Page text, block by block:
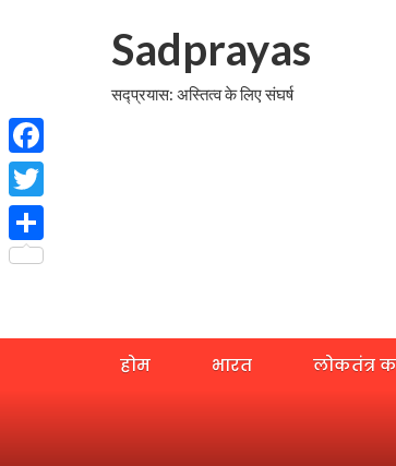
Sadprayas
सद्प्रयास: अस्तित्व के लिए संघर्ष
होम भारत लोकतंत्र
Facebook
Twitter
Share